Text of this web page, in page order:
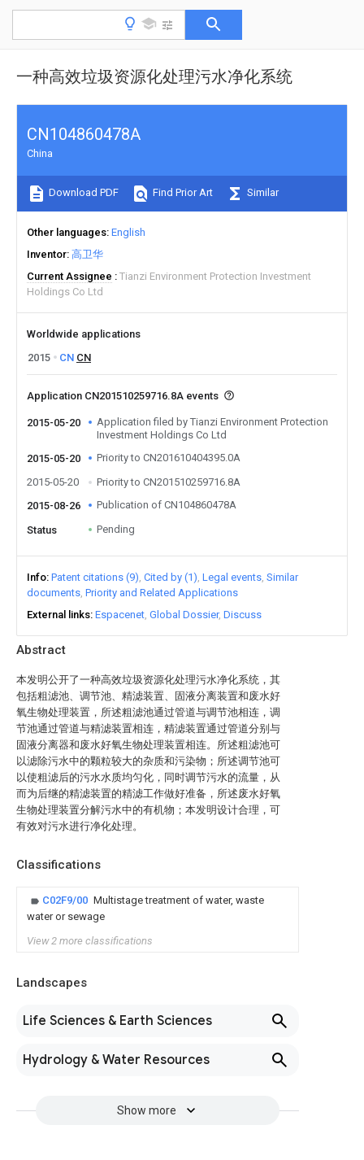
一种高效垃圾资源化处理污水净化系统
Abstract
本发明公开了一种高效垃圾资源化处理污水净化系统，其
包括粗滤池、调节池、精滤装置、固液分离装置和废水好
氧生物处理装置，所述粗滤池通过管道与调节池相连，调
节池通过管道与精滤装置相连，精滤装置通过管道分别与
固液分离器和废水好氧生物处理装置相连。所述粗滤池可
以滤除污水中的颗粒较大的杂质和污染物；所述调节池可
以使粗滤后的污水水质均匀化，同时调节污水的流量，从
而为后继的精滤装置的精滤工作做好准备，所述废水好氧
生物处理装置分解污水中的有机物；本发明设计合理，可
有效对污水进行净化处理。
Classifications
C02F9/00 Multistage treatment of water, waste
water or sewage
View 2 more classifications
Landscapes
Life Sciences & Earth Sciences
Hydrology & Water Resources
Show more
CN104860478A
China
Download PDF Find Prior Art Similar
Other languages English
Inventor 高卫华
Current Assignee
Tianzi Environment Protection Investment
Holdings Co Ltd
Worldwide applications
2015
CN CN
Application CN201510259716.8A events
2015-05-20
Application filed by Tianzi Environment Protection
Investment Holdings Co Ltd
2015-05-20
Priority to CN201610404395.0A
2015-05-20
Priority to CN201510259716.8A
2015-08-26
Publication of CN104860478A
Status Pending
Info Patent citations (9) Cited by (1) Legal events Similar
documents Priority and Related Applications
External links Espacenet Global Dossier Discuss